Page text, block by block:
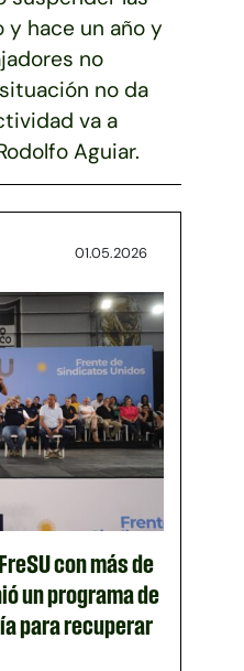
y hace un año y
no
no da
va a
Aguiar.
01.05.2026
con más de
un programa de
para recuperar